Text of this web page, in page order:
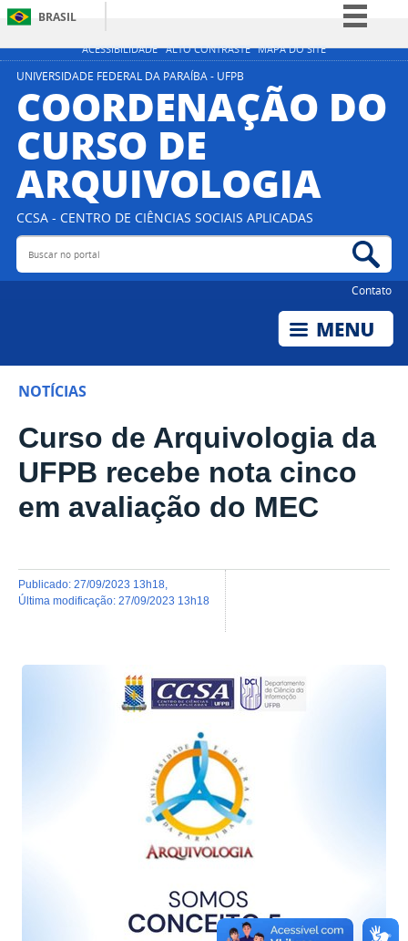
ACESSIBILIDADE ALTO CONTRASTE MAPA DO SITE
BRASIL
Simplifique!
Participe
Acesso à informação
Canais
UNIVERSIDADE FEDERAL DA PARAÍBA - UFPB
COORDENAÇÃO DO
CURSO DE
ARQUIVOLOGIA
CCSA - CENTRO DE CIÊNCIAS SOCIAIS APLICADAS
Buscar no portal
Contato
NOTÍCIAS
Curso de Arquivologia da
UFPB recebe nota cinco
em avaliação do MEC
publicado: 27/09/2023 13h18
última modificação: 27/09/2023 13h18